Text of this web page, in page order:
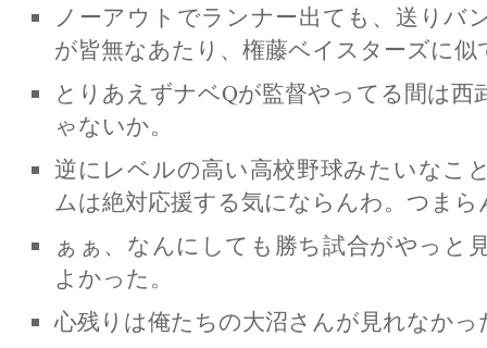
ノーアウトでランナー出ても、送りバ
が皆無なあたり、権藤ベイスターズに似
とりあえずナベQが監督やってる間は西
ゃないか。
逆にレベルの高い高校野球みたいなこ
ムは絶対応援する気にならんわ。つまら
ぁぁ、なんにしても勝ち試合がやっと
よかった。
心残りは俺たちの大沼さんが見れなか